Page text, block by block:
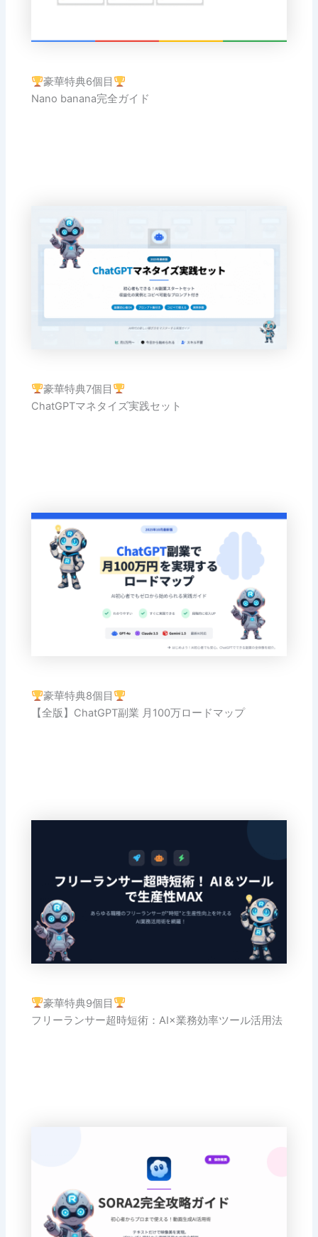
豪華特典6個目
Nano banana完全ガイド
豪華特典7個目
ChatGPTマネタイズ実践セット
豪華特典8個目
【全版】ChatGPT副業 月100万ロードマップ
豪華特典9個目
フリーランサー超時短術：AI×業務効率ツール活用法